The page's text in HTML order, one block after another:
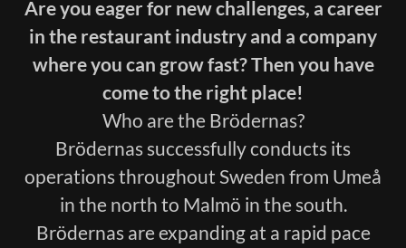
Are you eager for new challenges, a career
in the restaurant industry and a company
where you can grow fast? Then you have
come to the right place!
Who are the Brödernas?
Brödernas successfully conducts its
operations throughout Sweden from Umeå
in the north to Malmö in the south.
Brödernas are expanding at a rapid pace